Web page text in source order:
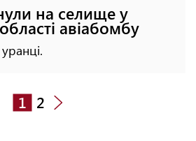
на селище у
авіабомбу
1 2